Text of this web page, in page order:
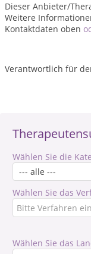
Wählen Sie die
Wählen Sie das
Wählen Sie das
Dieser Anbieter/
Weitere
Kontaktdaten oben
Verantwortlich für